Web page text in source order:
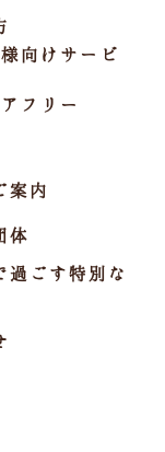
向けサービ
フリー
案内
体
過ごす特別な